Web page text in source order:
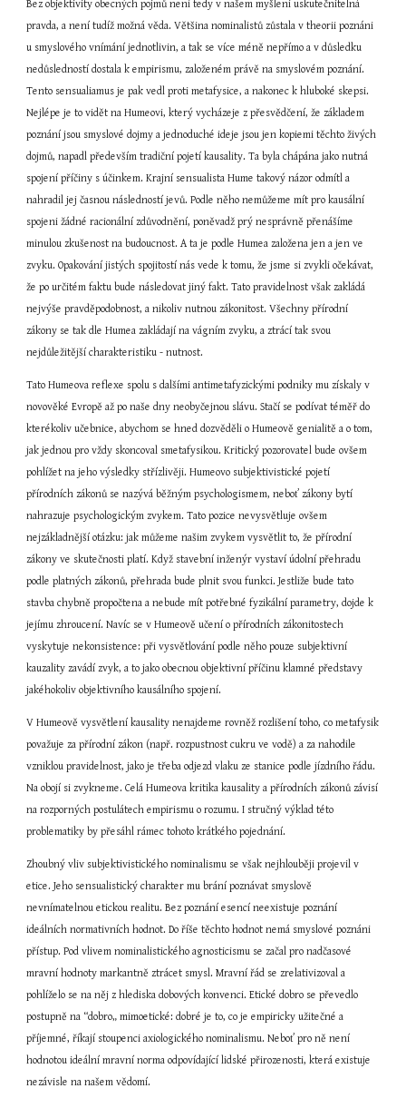
Bez objektivity obecných pojmů není tedy v našem myšleni uskutečnitelná
pravda, a není tudíž možná věda. Většina nominalistů zůstala v theorii poznáni
u smyslového vnímání jednotlivin, a tak se více méně nepřímo a v důsledku
nedůsledností dostala k empirismu, založeném právě na smyslovém poznání.
Tento sensualiamus je pak vedl proti metafysice, a nakonec k hluboké skepsi.
Nejlépe je to vidět na Humeovi, který vycházeje z přesvědčení, že základem
poznání jsou smyslové dojmy a jednoduché ideje jsou jen kopiemi těchto živých
dojmů, napadl především tradiční pojetí kausality. Ta byla chápána jako nutná
spojení příčiny s účinkem. Krajní sensualista Hume takový názor odmítl a
nahradil jej časnou následností jevů. Podle něho nemůžeme mít pro kausální
spojeni žádné racionální zdůvodnění, poněvadž prý nesprávně přenášíme
minulou zkušenost na budoucnost. A ta je podle Humea založena jen a jen ve
zvyku. Opakování jistých spojitostí nás vede k tomu, že jsme si zvykli očekávat,
že po určitém faktu bude následovat jiný fakt. Tato pravidelnost však zakládá
nejvýše pravděpodobnost, a nikoliv nutnou zákonitost. Všechny přírodní
zákony se tak dle Humea zakládají na vágním zvyku, a ztrácí tak svou
nejdůležitější charakteristiku - nutnost.
Tato Humeova reflexe spolu s dalšími antimetafyzickými podniky mu získaly v
novověké Evropě až po naše dny neobyčejnou slávu. Stačí se podívat téměř do
kterékoliv učebnice, abychom se hned dozvěděli o Humeově genialitě a o tom,
jak jednou pro vždy skoncoval smetafysikou. Kritický pozorovatel bude ovšem
pohlížet na jeho výsledky střízlivěji. Humeovo subjektivistické pojetí
přírodních zákonů se nazývá běžným psychologismem, neboť zákony bytí
nahrazuje psychologickým zvykem. Tato pozice nevysvětluje ovšem
nejzákladnější otázku: jak můžeme našim zvykem vysvětlit to, že přírodní
zákony ve skutečnosti platí. Když stavební inženýr vystaví údolní přehradu
podle platných zákonů, přehrada bude plnit svou funkci. Jestliže bude tato
stavba chybně propočtena a nebude mít potřebné fyzikální parametry, dojde k
jejímu zhroucení. Navíc se v Humeově učení o přírodních zákonitostech
vyskytuje nekonsistence: při vysvětlování podle něho pouze subjektivní
kauzality zavádí zvyk, a to jako obecnou objektivní příčinu klamné představy
jakéhokoliv objektivního kausálního spojení.
V Humeově vysvětlení kausality nenajdeme rovněž rozlišení toho, co metafysik
považuje za přírodní zákon (např. rozpustnost cukru ve vodě) a za nahodile
vzniklou pravidelnost, jako je třeba odjezd vlaku ze stanice podle jízdního řádu.
Na obojí si zvykneme. Celá Humeova kritika kausality a přírodních zákonů závisí
na rozporných postulátech empirismu o rozumu. I stručný výklad této
problematiky by přesáhl rámec tohoto krátkého pojednání.
Zhoubný vliv subjektivistického nominalismu se však nejhlouběji projevil v
etice. Jeho sensualistický charakter mu brání poznávat smyslově
nevnímatelnou etickou realitu. Bez poznání esencí neexistuje poznání
ideálních normativních hodnot. Do říše těchto hodnot nemá smyslové poznáni
přístup. Pod vlivem nominalistického agnosticismu se začal pro nadčasové
mravní hodnoty markantně ztrácet smysl. Mravní řád se zrelativizoval a
pohlíželo se na něj z hlediska dobových konvenci. Etické dobro se převedlo
postupně na “dobro„ mimoetické: dobré je to, co je empiricky užitečné a
příjemné, říkají stoupenci axiologického nominalismu. Neboť pro ně není
hodnotou ideální mravní norma odpovídající lidské přirozenosti, která existuje
nezávisle na našem vědomí.